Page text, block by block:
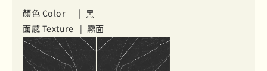
顏色 Color | 黑
面感 Texture | 霧面